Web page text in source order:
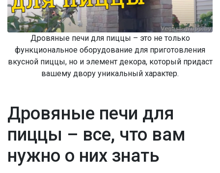
Дровяные печи для пиццы – это не только
функциональное оборудование для приготовления
вкусной пиццы, но и элемент декора, который придаст
вашему двору уникальный характер.
Дровяные печи для
пиццы – все, что вам
нужно о них знать